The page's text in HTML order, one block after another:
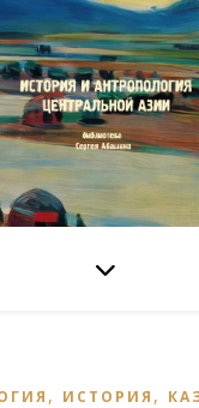
, ИСТОРИЯ ,